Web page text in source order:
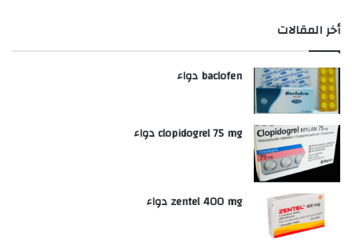
أخر المقالات
baclofen دواء
clopidogrel 75 mg دواء
zentel 400 mg دواء